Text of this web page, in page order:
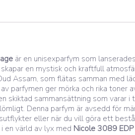
är en unisexparfym som
en mystisk och kraftfull
Assam, som flätas samman med
parfymen ger mörka och rika
skiktad sammansättning som varar
Denna parfym är avsedd för
eller när du vill göra ett
en värld av lyx med Nicole 3089 EDP